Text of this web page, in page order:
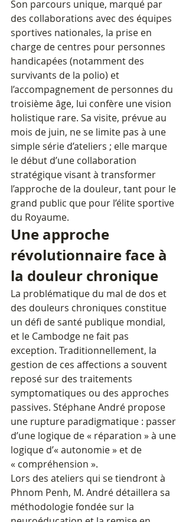
Son parcours unique, marqué par
des collaborations avec des équipes
sportives nationales, la prise en
charge de centres pour personnes
handicapées (notamment des
survivants de la polio) et
l’accompagnement de personnes du
troisième âge, lui confère une vision
holistique rare. Sa visite, prévue au
mois de juin, ne se limite pas à une
simple série d’ateliers ; elle marque
le début d’une collaboration
stratégique visant à transformer
l’approche de la douleur, tant pour le
grand public que pour l’élite sportive
du Royaume.
Une approche
révolutionnaire face à
la douleur chronique
La problématique du mal de dos et
des douleurs chroniques constitue
un défi de santé publique mondial,
et le Cambodge ne fait pas
exception. Traditionnellement, la
gestion de ces affections a souvent
reposé sur des traitements
symptomatiques ou des approches
passives. Stéphane André propose
une rupture paradigmatique : passer
d’une logique de « réparation » à une
logique d’« autonomie » et de
« compréhension ».
Lors des ateliers qui se tiendront à
Phnom Penh, M. André détaillera sa
méthodologie fondée sur la